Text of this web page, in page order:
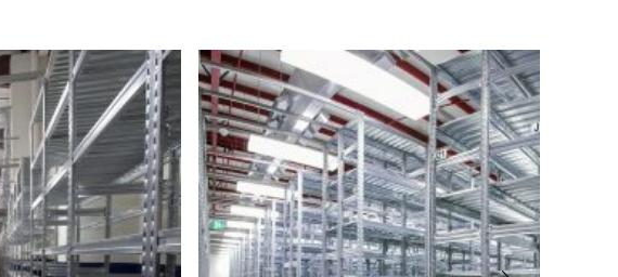
Herstellerangabe gemäß GPSR-Verordnung
Metalsistem
Viale dell’Industria 2
38068 Rovereto
Italy